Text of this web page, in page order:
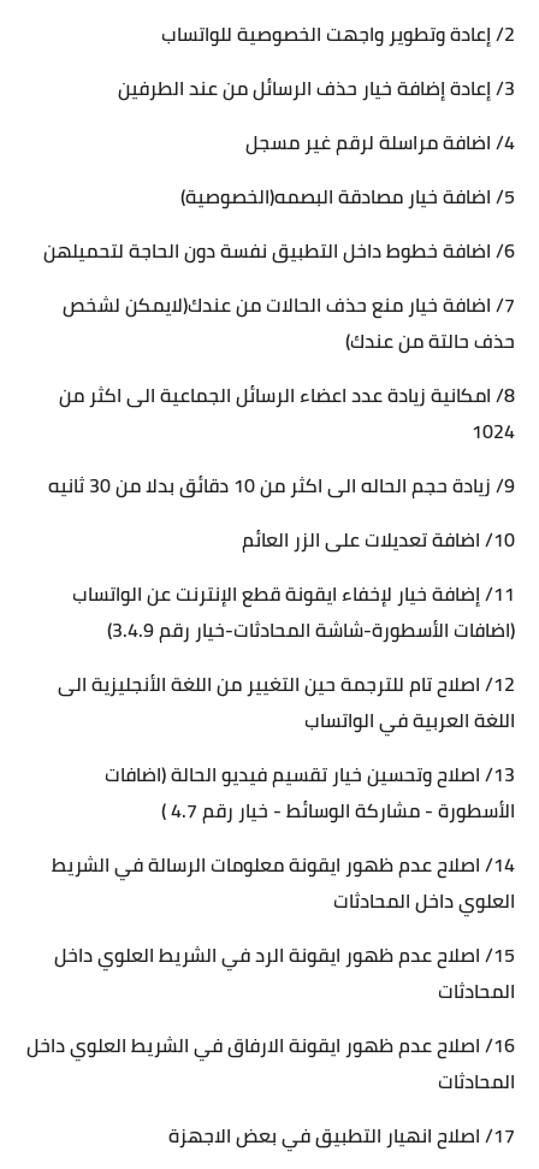
2/ إعادة وتطوير واجهت الخصوصية للواتساب
3/ إعادة إضافة خيار حذف الرسائل من عند الطرفين
4/ اضافة مراسلة لرقم غير مسجل
5/ اضافة خيار مصادقة البصمه(الخصوصية)
6/ اضافة خطوط داخل التطبيق نفسة دون الحاجة لتحميلهن
7/ اضافة خيار منع حذف الحالات من عندك(لايمكن لشخص
حذف حالتة من عندك)
8/ امكانية زيادة عدد اعضاء الرسائل الجماعية الى اكثر من
1024
9/ زيادة حجم الحاله الى اكثر من 10 دقائق بدلا من 30 ثانيه
10/ اضافة تعديلات على الزر العائم
11/ إضافة خيار لإخفاء ايقونة قطع الإنترنت عن الواتساب
(اضافات الأسطورة-شاشة المحادثات-خيار رقم 3.4.9)
12/ اصلاح تام للترجمة حين التغيير من اللغة الأنجليزية الى
اللغة العربية في الواتساب
13/ اصلاح وتحسين خيار تقسيم فيديو الحالة (اضافات
الأسطورة - مشاركة الوسائط - خيار رقم 4.7 )
14/ اصلاح عدم ظهور ايقونة معلومات الرسالة في الشريط
العلوي داخل المحادثات
15/ اصلاح عدم ظهور ايقونة الرد في الشريط العلوي داخل
المحادثات
16/ اصلاح عدم ظهور ايقونة الارفاق في الشريط العلوي داخل
المحادثات
17/ اصلاح انهيار التطبيق في بعض الاجهزة